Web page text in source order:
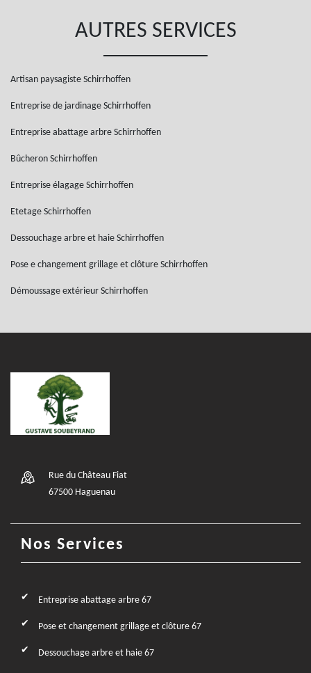
AUTRES SERVICES
Artisan paysagiste Schirrhoffen
Entreprise de jardinage Schirrhoffen
Entreprise abattage arbre Schirrhoffen
Bûcheron Schirrhoffen
Entreprise élagage Schirrhoffen
Etetage Schirrhoffen
Dessouchage arbre et haie Schirrhoffen
Pose e changement grillage et clôture Schirrhoffen
Démoussage extérieur Schirrhoffen
Rue du Château Fiat
67500 Haguenau
Nos Services
Entreprise abattage arbre 67
Pose et changement grillage et clôture 67
Dessouchage arbre et haie 67